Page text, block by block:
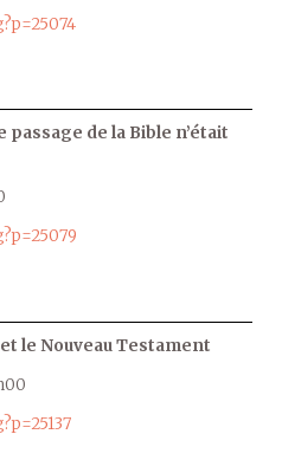
passage de la Bible n’était
le Nouveau Testament